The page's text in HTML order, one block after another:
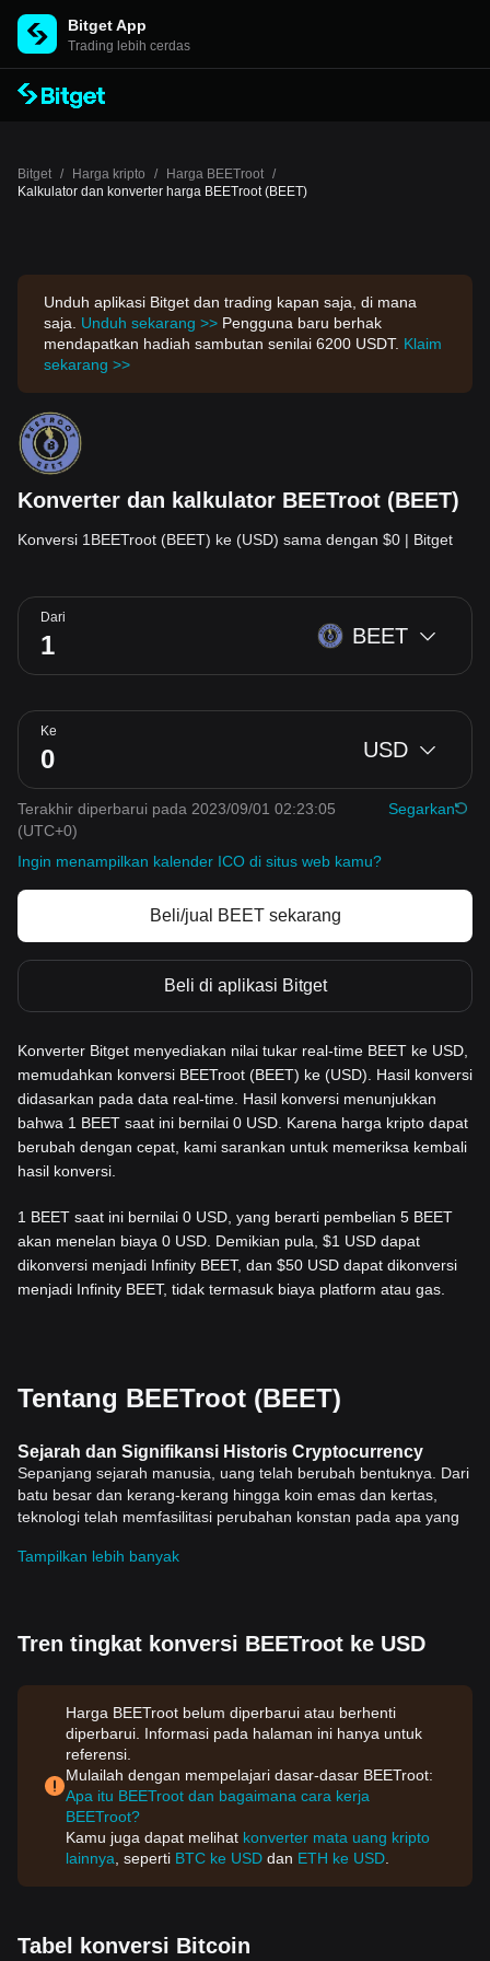
Bitget App
Trading lebih cerdas
Bitget / Harga kripto / Harga BEETroot /
Kalkulator dan konverter harga BEETroot (BEET)
Unduh aplikasi Bitget dan trading kapan saja, di mana
saja. Unduh sekarang >> Pengguna baru berhak
mendapatkan hadiah sambutan senilai 6200 USDT. Klaim
sekarang >>
Konverter dan kalkulator BEETroot (BEET)
Konversi 1BEETroot (BEET) ke (USD) sama dengan $0 | Bitget
Dari
BEET
Ke
USD
Terakhir diperbarui pada 2023/09/01 02:23:05
(UTC+0)
Segarkan
Ingin menampilkan kalender ICO di situs web kamu?
Beli/jual BEET sekarang
Beli di aplikasi Bitget
Konverter Bitget menyediakan nilai tukar real-time BEET ke USD,
memudahkan konversi BEETroot (BEET) ke (USD). Hasil konversi
didasarkan pada data real-time. Hasil konversi menunjukkan
bahwa 1 BEET saat ini bernilai 0 USD. Karena harga kripto dapat
berubah dengan cepat, kami sarankan untuk memeriksa kembali
hasil konversi.
1 BEET saat ini bernilai 0 USD, yang berarti pembelian 5 BEET
akan menelan biaya 0 USD. Demikian pula, $1 USD dapat
dikonversi menjadi Infinity BEET, dan $50 USD dapat dikonversi
menjadi Infinity BEET, tidak termasuk biaya platform atau gas.
Tentang BEETroot (BEET)
Sejarah dan Signifikansi Historis Cryptocurrency
Sepanjang sejarah manusia, uang telah berubah bentuknya. Dari
batu besar dan kerang-kerang hingga koin emas dan kertas,
teknologi telah memfasilitasi perubahan konstan pada apa yang
dalam evolusi uang yaitu dengan munculnya cryptocurrency.
transaksi, mengontrol penciptaan unit baru, dan memverifikasi
tahun 2009 oleh individu atau sekelompok individu yang
menggunakan pseudonim Satoshi Nakamoto.
Sejak saat itu, ribuan cryptocurrency alternatif telah diciptakan,
masing-masing dengan fitur dan aplikasi uniknya. Salah satunya
adalah BGB, yang semenjak penciptaannya telah mendapatkan
popularitas dan pengakuan yang signifikan dalam komunitas
Fitur Utama Cryptocurrency
Berikut adalah beberapa fitur utama yang membedakan
cryptocurrency dari bentuk uang tradisional:
cryptocurrency adalah bahwa mereka umumnya tidak dikelola
Tampilkan lebih banyak
Tren tingkat konversi BEETroot ke USD
Harga BEETroot belum diperbarui atau berhenti
diperbarui. Informasi pada halaman ini hanya untuk
referensi.
Mulailah dengan mempelajari dasar-dasar BEETroot:
Apa itu BEETroot dan bagaimana cara kerja
BEETroot?
Kamu juga dapat melihat konverter mata uang kripto
lainnya , seperti BTC ke USD dan ETH ke USD
Tabel konversi Bitcoin